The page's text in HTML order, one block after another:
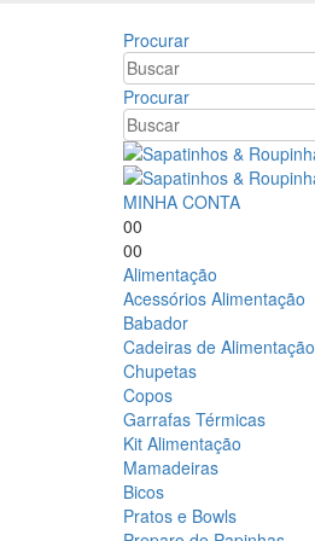
Procurar
Procurar
MINHA CONTA
00
00
Alimentação
Acessórios Alimentação
Babador
Cadeiras de Alimentação
Chupetas
Copos
Garrafas Térmicas
Kit Alimentação
Mamadeiras
Bicos
Pratos e Bowls